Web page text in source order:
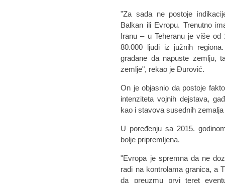
"Za sada ne postoje
Balkan ili Evropu. Trenutno
Iranu – u Teheranu je više od
80.000 ljudi iz južnih
građane da napuste zemlju,
zemlje", rekao je Đurović.
On je objasnio da postoje
intenziteta vojnih dejstava,
kao i stavova susednih
U poređenju sa 2015.
bolje pripremljena.
"Evropa je spremna da ne
radi na kontrolama granica, a
da preuzmu prvi teret